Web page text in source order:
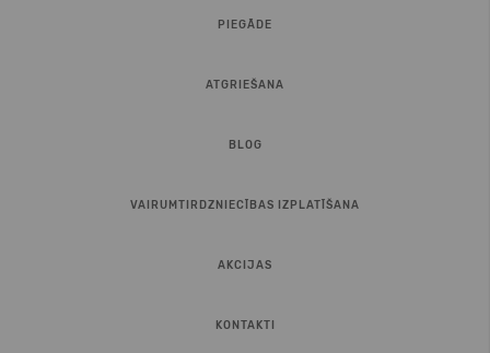
PIEGĀDE
ATGRIEŠANA
BLOG
VAIRUMTIRDZNIECĪBAS IZPLATĪŠANA
AKCIJAS
KONTAKTI